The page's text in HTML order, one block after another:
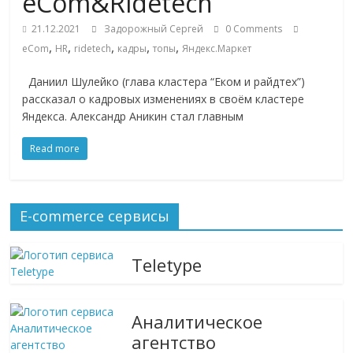
ритейле,
логистике,
технологиях,
соцсетях
об
онлайн-
торговле,
сервисах
e-
Commerce,
21.12.2021 Задорожный Сергей
0 Comments
eCom, HR, ridetech, кадры,топы,Яндекс.Маркет
Даниил Шулейко (глава кластера “Еком и райдтех”)
рассказал о кадровых изменениях в своём кластере
Яндекса. Александр Аникин стал главным
Read more
E-commerce сервисы
Teletype
Аналитическое
агентство